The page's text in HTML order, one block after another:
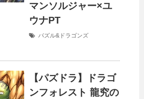
マンソルジャー×ユ
ウナPT
パズル&ドラゴンズ
【パズドラ】ドラゴ
ンフォレスト 龍究の